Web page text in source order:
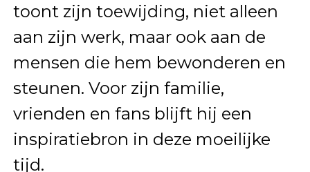
toont zijn toewijding, niet alleen
aan zijn werk, maar ook aan de
mensen die hem bewonderen en
steunen. Voor zijn familie,
vrienden en fans blijft hij een
inspiratiebron in deze moeilijke
tijd.